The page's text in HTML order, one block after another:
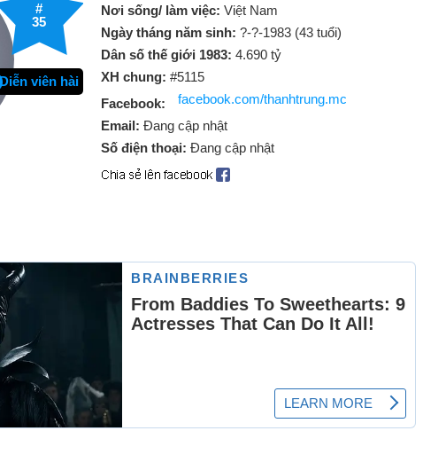
#
35
Diễn viên hài
Nơi sống/ làm việc: Việt Nam
Ngày tháng năm sinh: ?-?-1983 (43 tuổi)
Dân số thế giới 1983: 4.690 tỷ
XH chung: #5115
Facebook:
facebook.com/thanhtrung.mc
Email: Đang cập nhật
Số điện thoại: Đang cập nhật